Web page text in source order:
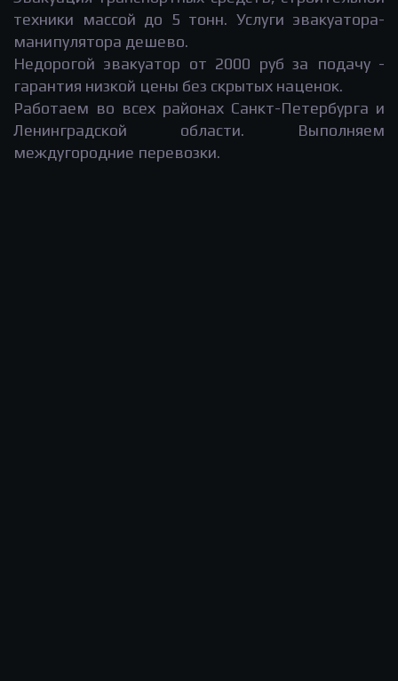
техники массой до 5 тонн. Услуги эвакуатора-
манипулятора дешево.
Недорогой эвакуатор от 2000 руб за подачу -
гарантия низкой цены без скрытых наценок.
Работаем во всех районах Санкт-Петербурга и
Ленинградской области. Выполняем
междугородние перевозки.